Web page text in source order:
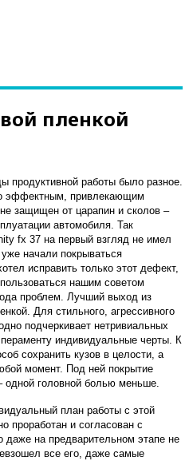
пленкой
продуктивной работы было разное.
эффектным, привлекающим
защищен от царапин и сколов –
автомобиля. Так
fx 37 на первый взгляд не имел
начали покрываться
исправить только этот дефект,
нашим советом
проблем. Лучший выход из
Для стильного, агрессивного
подчеркивает нетривиальных
индивидуальные черты. К
сохранить кузов в целости, а
момент. Под ней покрытие
одной головной болью меньше.
план работы с этой
проработан и согласован с
даже на предварительном этапе не
все его, даже самые